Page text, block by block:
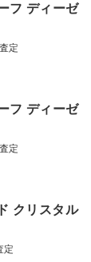
フ ディーゼ
査定
フ ディーゼ
査定
クリスタル
定